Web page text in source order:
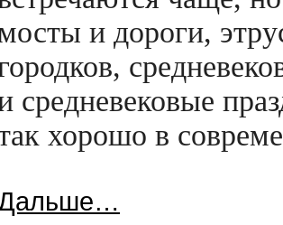
и дороги,
средневековые
хорошо в